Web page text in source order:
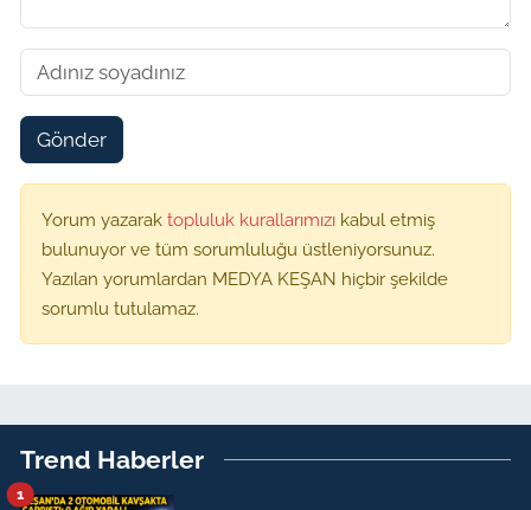
Gönder
Yorum yazarak topluluk kurallarımızı kabul etmiş
bulunuyor ve tüm sorumluluğu üstleniyorsunuz.
Yazılan yorumlardan MEDYA KEŞAN hiçbir şekilde
sorumlu tutulamaz.
Trend Haberler
1